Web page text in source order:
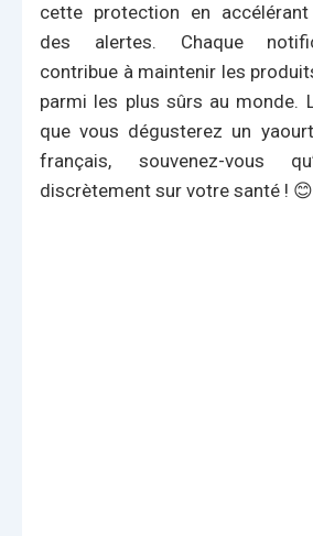
cette protection en
des alertes. Chaque
contribue à maintenir les
parmi les plus sûrs au monde.
que vous dégusterez un
français, souvenez-vous
discrètement sur votre santé ! 😊